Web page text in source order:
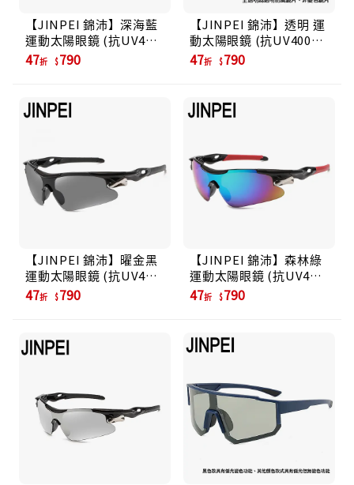
【JINPEI 錦沛】深海藍
運動太陽眼鏡 (抗UV400
PC防撞 防眩光)
47折 790
【JINPEI 錦沛】透明 運
動太陽眼鏡 (抗UV400
PC防撞 防眩光)
47折 790
【JINPEI 錦沛】曜金黑
運動太陽眼鏡 (抗UV400
PC防撞 防眩光)
47折 790
【JINPEI 錦沛】森林綠
運動太陽眼鏡 (抗UV400
PC防撞 防眩光)
47折 790